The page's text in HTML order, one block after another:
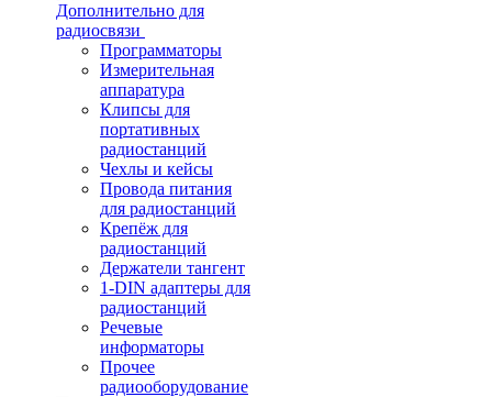
Дополнительно для
радиосвязи
Программаторы
Измерительная
аппаратура
Клипсы для
портативных
радиостанций
Чехлы и кейсы
Провода питания
для радиостанций
Крепёж для
радиостанций
Держатели тангент
1-DIN адаптеры для
радиостанций
Речевые
информаторы
Прочее
радиооборудование